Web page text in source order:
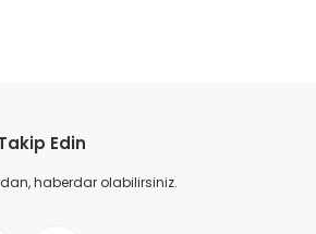
Edin
haberdar olabilirsiniz.